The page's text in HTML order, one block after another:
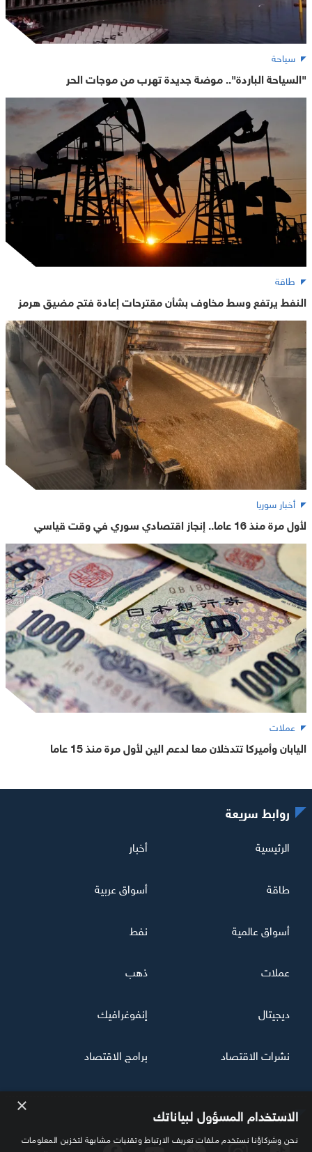
سياحة
"السياحة الباردة".. موضة جديدة تهرب من موجات الحر
طاقة
النفط يرتفع وسط مخاوف بشأن مقترحات إعادة فتح مضيق هرمز
أخبار سوريا
لأول مرة منذ 16 عاما.. إنجاز اقتصادي سوري في وقت قياسي
عملات
اليابان وأميركا تتدخلان معا لدعم الين لأول مرة منذ 15 عاما
تابعنا
روابط سريعة
الرئيسية أخبار
طاقة أسواق عربية
أسواق عالمية نفط
عملات ذهب
ديجيتال إنفوغرافيك
نشرات الاقتصاد برامج الاقتصاد
× الاستخدام المسؤول لبياناتك
نحن وشركاؤنا نستخدم ملفات تعريف الارتباط وتقنيات مشابهة لتخزين المعلومات